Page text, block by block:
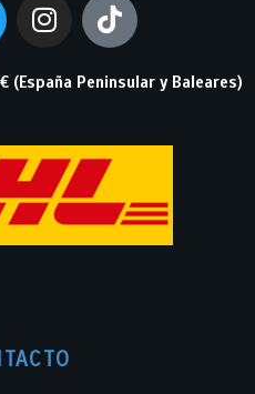
(España Peninsular y Baleares)